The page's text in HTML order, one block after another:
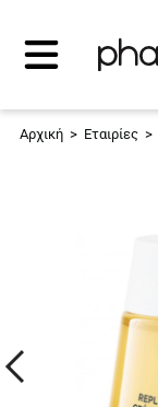
Αρχική > Εταιρίες >